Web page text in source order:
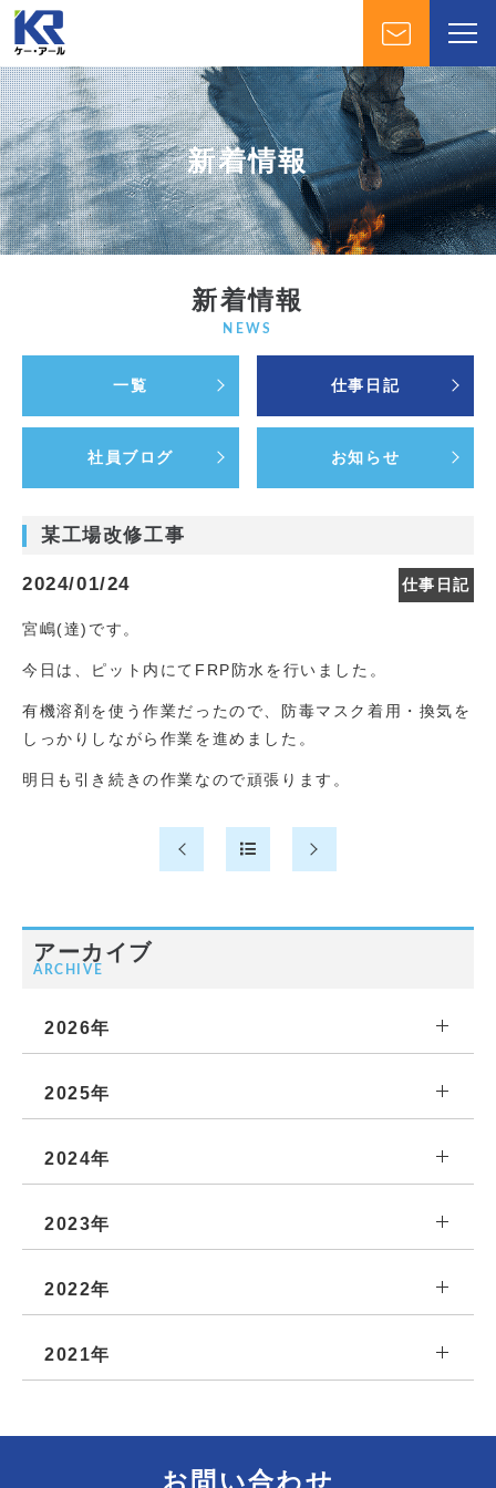
新着情報
新着情報
NEWS
一覧 仕事日記
社員ブログ お知らせ
某工場改修工事
2024/01/24 仕事日記
宮嶋(達)です。
今日は、ピット内にてFRP防水を行いました。
有機溶剤を使う作業だったので、防毒マスク着用・換気を
しっかりしながら作業を進めました。
明日も引き続きの作業なので頑張ります。
アーカイブ
ARCHIVE
2026年
2025年
2024年
2023年
2022年
2021年
お問い合わせ